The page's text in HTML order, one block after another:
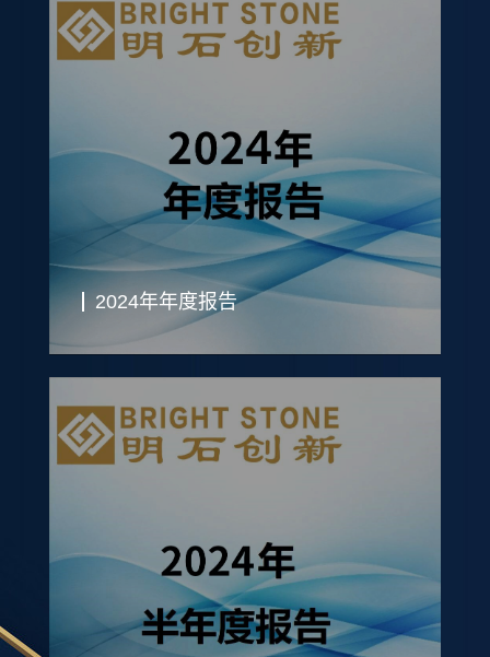
2024年年度报告